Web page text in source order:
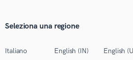
Seleziona una regione
Italiano English (IN) English